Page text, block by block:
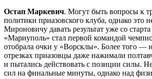
Остап Маркевич. Могут быть вопросы к
политики приазовского клуба, однако это
Мироновичу давать результат уже со старта
«Мариуполь» стал первой командой
отобрала очки у «Ворсклы». Более того —
отрезках приазовцы даже нажимали
и пытались действовать с позиции силы.
сил на финальные минуты, однако над